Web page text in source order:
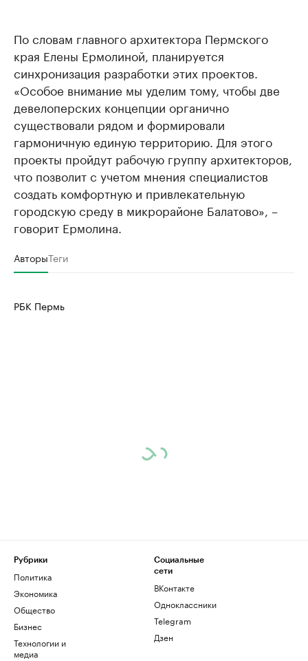
По словам главного архитектора Пермского
края Елены Ермолиной, планируется
синхронизация разработки этих проектов.
«Особое внимание мы уделим тому, чтобы две
девелоперских концепции органично
существовали рядом и формировали
гармоничную единую территорию. Для этого
проекты пройдут рабочую группу архитекторов,
что позволит с учетом мнения специалистов
создать комфортную и привлекательную
городскую среду в микрорайоне Балатово», –
говорит Ермолина.
АвторыТеги
РБК Пермь
Рубрики
Политика
Экономика
Общество
Бизнес
Технологии и
медиа
Социальные
сети
ВКонтакте
Одноклассники
Telegram
Дзен